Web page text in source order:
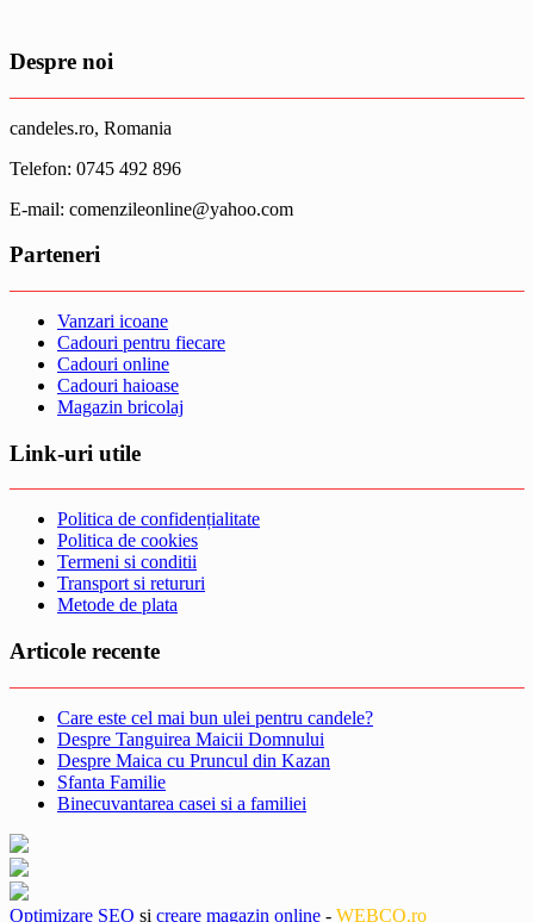
Despre noi
candeles.ro, Romania
Telefon: 0745 492 896
E-mail: comenzileonline@yahoo.com
Parteneri
Vanzari icoane
Cadouri pentru fiecare
Cadouri online
Cadouri haioase
Magazin bricolaj
Link-uri utile
Politica de confidențialitate
Politica de cookies
Termeni si conditii
Transport si retururi
Metode de plata
Articole recente
Care este cel mai bun ulei pentru candele?
Despre Tanguirea Maicii Domnului
Despre Maica cu Pruncul din Kazan
Sfanta Familie
Binecuvantarea casei si a familiei
Optimizare SEO și creare magazin online - WEBCO.ro